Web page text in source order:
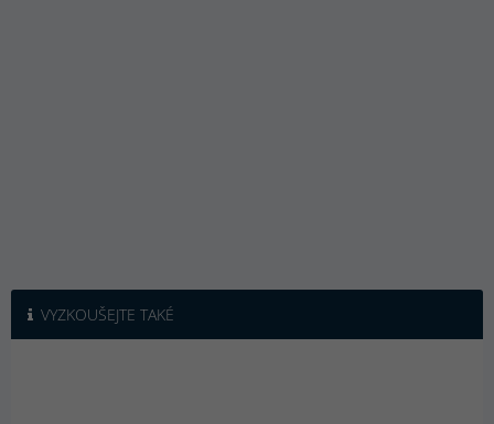
VYZKOUŠEJTE TAKÉ